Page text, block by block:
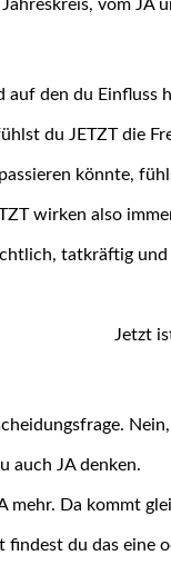
vom
auf den du Einfluss
du JETZT die
könnte,
wirken also
tatkräftig
Jetzt
auch JA denken.
mehr. Da kommt
du das eine